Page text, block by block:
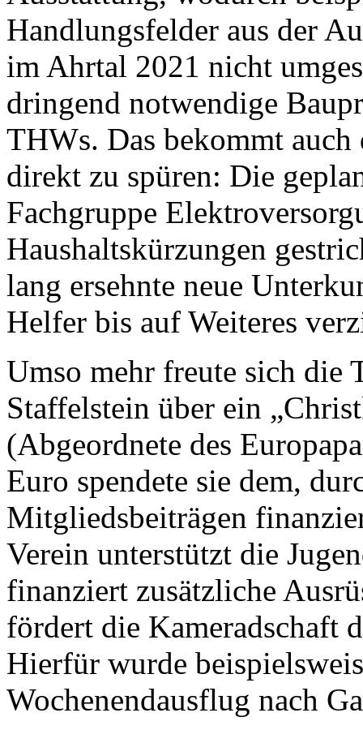
Handlungsfelder aus der
im Ahrtal 2021 nicht
dringend notwendige
THWs. Das bekommt
direkt zu spüren: Die
Fachgruppe
Haushaltskürzungen
lang ersehnte neue
Helfer bis auf Weiteres
Umso mehr freute sich
Staffelstein über ein
(Abgeordnete des
Euro spendete sie dem,
Mitgliedsbeiträgen
Verein unterstützt die
finanziert zusätzliche
fördert die Kameradschaft
Hierfür wurde
Wochenendausflug nach